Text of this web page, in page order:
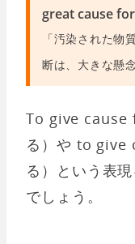
great cause
「汚染された物
断は、大きな懸
To give cause
る）や to give
る）という表
でしょう。